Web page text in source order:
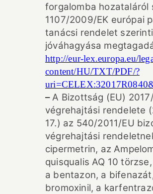
forgalomba hozataláról
1107/2009/EK európai
tanácsi rendelet szerinti
jóváhagyása
http://eur-lex.europa.eu/
content/HU/TXT/PDF/?
– A Bizottság (EU)
végrehajtási rendelete
17.) az 540/2011/EU
végrehajtási
cipermetrin, az
quisqualis AQ 10
a bentazon, a
bromoxinil, a